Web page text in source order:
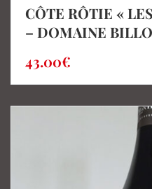
CÔTE RÔTIE «
– DOMAINE
43.00€